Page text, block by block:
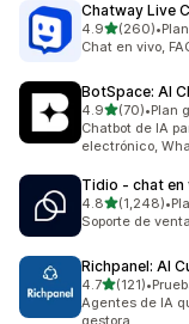
Chatway Live
4.9de 5 estrellas
(260)
260 reseñas en
•
Chat en vivo,
BotSpace: AI
4.9de 5 estrellas
(70)
70 reseñas en
•Plan
Chatbot de IA
electrónico,
Tidio ‑ chat
4.8de 5 estrellas
(1,248)
1248 reseñas
•
Soporte de
Richpanel: AI
4.7de 5 estrellas
(121)
121 reseñas en
•
Agentes de IA
gestora